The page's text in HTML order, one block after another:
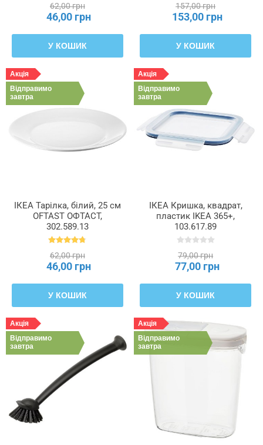
62,00 грн
46,00 грн
У КОШИК
157,00 грн
153,00 грн
У КОШИК
Акція
Відправимо
завтра
ІКЕА Тарілка, білий, 25 см
OFTAST ОФТАСТ,
302.589.13
62,00 грн
46,00 грн
У КОШИК
Акція
Відправимо
завтра
ІКЕА Кришка, квадрат,
пластик IKEA 365+,
103.617.89
79,00 грн
77,00 грн
У КОШИК
Акція
Відправимо
завтра
Акція
Відправимо
завтра